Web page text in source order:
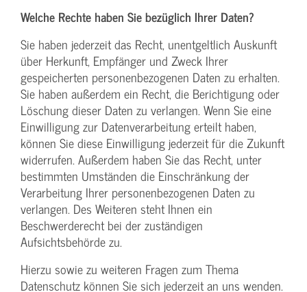
Welche Rechte haben Sie bezüglich Ihrer Daten?
Sie haben jederzeit das Recht, unentgeltlich Auskunft
über Herkunft, Empfänger und Zweck Ihrer
gespeicherten personenbezogenen Daten zu erhalten.
Sie haben außerdem ein Recht, die Berichtigung oder
Löschung dieser Daten zu verlangen. Wenn Sie eine
Einwilligung zur Datenverarbeitung erteilt haben,
können Sie diese Einwilligung jederzeit für die Zukunft
widerrufen. Außerdem haben Sie das Recht, unter
bestimmten Umständen die Einschränkung der
Verarbeitung Ihrer personenbezogenen Daten zu
verlangen. Des Weiteren steht Ihnen ein
Beschwerderecht bei der zuständigen
Aufsichtsbehörde zu.
Hierzu sowie zu weiteren Fragen zum Thema
Datenschutz können Sie sich jederzeit an uns wenden.